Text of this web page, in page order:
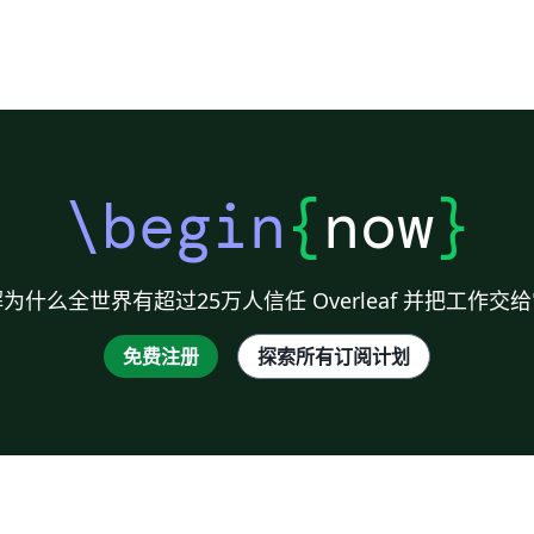
\begin{now}
什么全世界有超过25万人信任 Overleaf 并把工作交
免费注册 探索所有订阅计划